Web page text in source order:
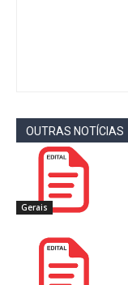
OUTRAS NOTÍCIAS
Gerais